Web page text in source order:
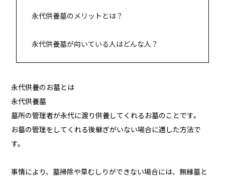
永代供養墓のメリットとは？
永代供養墓が向いている人はどんな人？
永代供養のお墓とは
永代供養墓
墓所の管理者が永代に渡り供養してくれるお墓のことです。
お墓の管理をしてくれる後継ぎがいない場合に適した方法で
す。
事情により、墓掃除や草むしりができない場合には、無縁墓と